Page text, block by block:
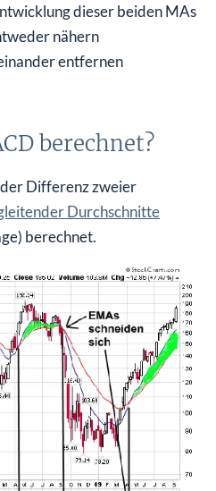
dieser beiden MAs
nähern
entfernen
berechnet?
Differenz zweier
Durchschnitte
berechnet.